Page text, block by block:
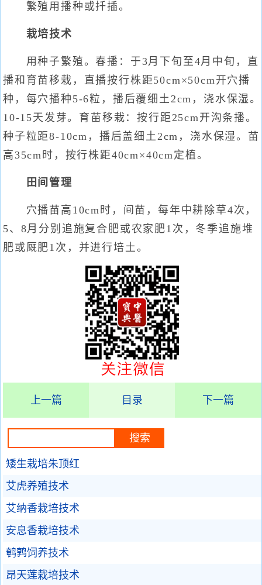
繁殖用播种或扦插。
栽培技术
用种子繁殖。春播：于3月下旬至4月中旬，直
播和育苗移栽，直播按行株距50cm×50cm开穴播
种，每穴播种5-6粒，播后覆细土2cm，浇水保湿。
10-15天发芽。育苗移栽：按行距25cm开沟条播。
种子粒距8-10cm，播后盖细土2cm，浇水保湿。苗
高35cm时，按行株距40cm×40cm定植。
田间管理
穴播苗高10cm时，间苗，每年中耕除草4次，
5、8月分别追施复合肥或农家肥1次，冬季追施堆
肥或厩肥1次，并进行培土。
上一篇 目录 下一篇
矮生栽培朱顶红
艾虎养殖技术
艾纳香栽培技术
安息香栽培技术
鹌鹑饲养技术
昂天莲栽培技术